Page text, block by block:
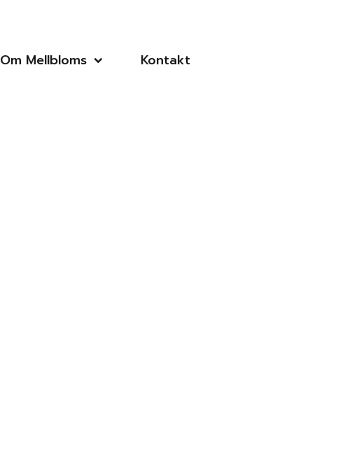
Om Mellbloms Kontakt